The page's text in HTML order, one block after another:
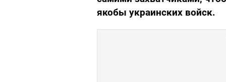
якобы украинских войск.